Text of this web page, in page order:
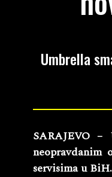
Umbrella
SARAJEVO
servisima u BiH.